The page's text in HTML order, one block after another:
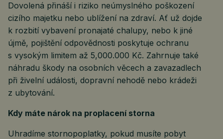
Dovolená přináší i riziko neúmyslného poškození
cizího majetku nebo ublížení na zdraví. Ať už dojde
k rozbití vybavení pronajaté chalupy, nebo k jiné
újmě, pojištění odpovědnosti poskytuje ochranu
s vysokým limitem až 5,000.000 Kč. Zahrnuje také
náhradu škody na osobních věcech a zavazadlech
při živelní události, dopravní nehodě nebo krádeži
z ubytování.
Kdy máte nárok na proplacení storna
Uhradíme stornopoplatky, pokud musíte pobyt